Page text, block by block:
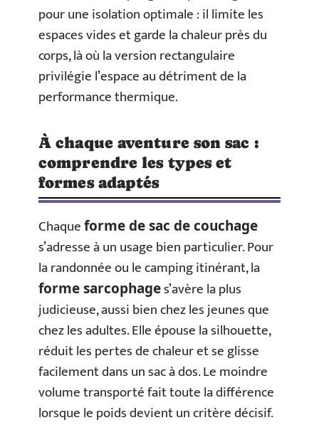
pour une isolation optimale : il limite les
espaces vides et garde la chaleur près du
corps, là où la version rectangulaire
privilégie l’espace au détriment de la
performance thermique.
À chaque aventure son sac :
comprendre les types et
formes adaptés
Chaqueforme de sac de couchage
s’adresse à un usage bien particulier. Pour
la randonnée ou le camping itinérant, la
forme sarcophages’avère la plus
judicieuse, aussi bien chez les jeunes que
chez les adultes. Elle épouse la silhouette,
réduit les pertes de chaleur et se glisse
facilement dans un sac à dos. Le moindre
volume transporté fait toute la différence
lorsque le poids devient un critère décisif.